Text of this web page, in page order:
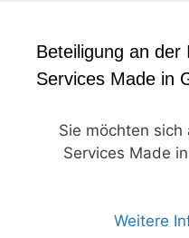
Beteiligung an der
Services Made in
Sie möchten sich
Services Made
Weitere